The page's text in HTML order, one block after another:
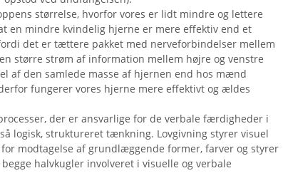
størrelse, hvorfor vores er lidt mindre og lettere
en mindre kvindelig hjerne er mere effektiv end et
det er tættere pakket med nerveforbindelser mellem
større strøm af information mellem højre og venstre
af den samlede masse af hjernen end hos mænd
fungerer vores hjerne mere effektivt og ældes
der er ansvarlige for de verbale færdigheder i
logisk, struktureret tænkning. Lovgivning styrer visuel
modtagelse af grundlæggende former, farver og styrer
halvkugler involveret i visuelle og verbale